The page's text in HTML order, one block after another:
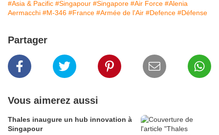
#Asia & Pacific #Singapour #Singapore #Air Force #Alenia
Aermacchi #M-346 #France #Armée de l'Air #Defence #Défense
Partager
Vous aimerez aussi
Thales inaugure un hub innovation à
Singapour